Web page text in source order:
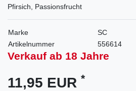
Pfirsich, Passionsfrucht
Marke
SC
Artikelnummer
556614
Verkauf ab 18 Jahre
11,95 EUR *